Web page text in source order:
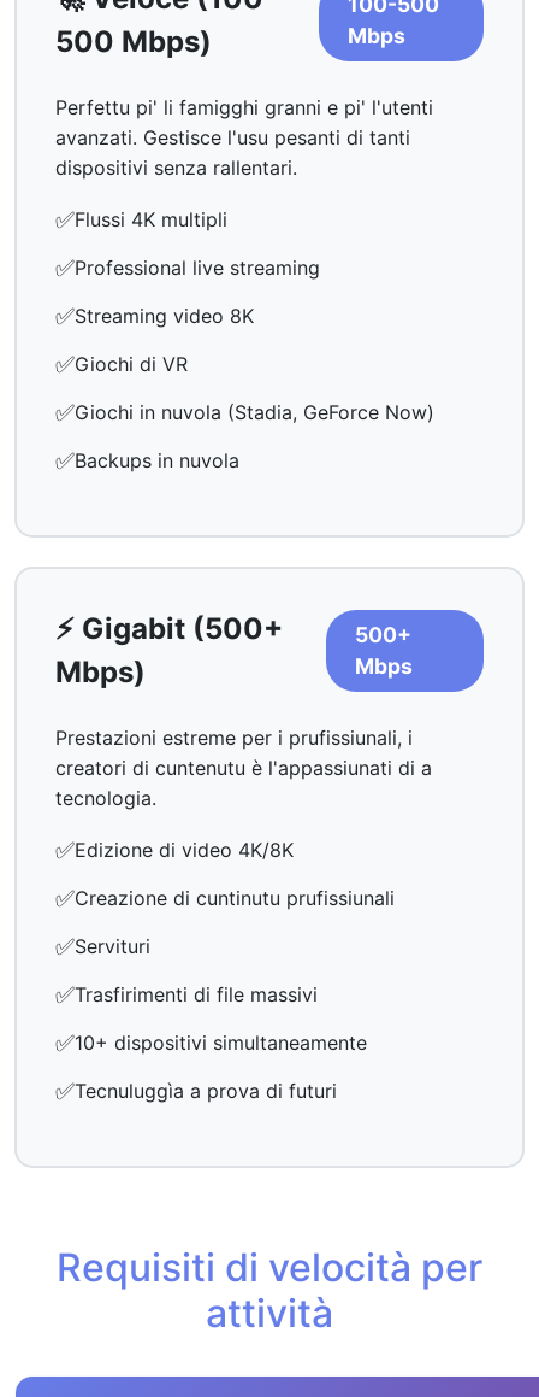
500 Mbps)
Mbps
Perfettu pi' li famigghi granni e pi' l'utenti
avanzati. Gestisce l'usu pesanti di tanti
dispositivi senza rallentari.
✅Flussi 4K multipli
✅Professional live streaming
✅Streaming video 8K
✅Giochi di VR
✅Giochi in nuvola (Stadia, GeForce Now)
✅Backups in nuvola
⚡ Gigabit (500+
Mbps)
500+
Mbps
Prestazioni estreme per i prufissiunali, i
creatori di cuntenutu è l'appassiunati di a
tecnologia.
✅Edizione di video 4K/8K
✅Creazione di cuntinutu prufissiunali
✅Servituri
✅Trasfirimenti di file massivi
✅10+ dispositivi simultaneamente
✅Tecnuluggìa a prova di futuri
Requisiti di velocità per
attività